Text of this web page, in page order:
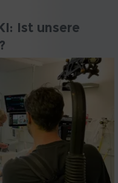
Ist unsere